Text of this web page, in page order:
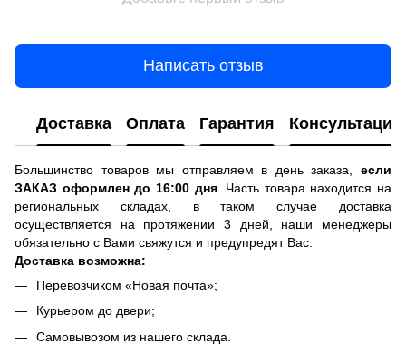
Написать отзыв
Доставка Оплата Гарантия Консультация
Большинство товаров мы отправляем в день заказа, если
ЗАКАЗ оформлен до 16:00 дня. Часть товара находится на
региональных складах, в таком случае доставка
осуществляется на протяжении 3 дней, наши менеджеры
обязательно с Вами свяжутся и предупредят Вас.
Доставка возможна:
Перевозчиком «Новая почта»;
Курьером до двери;
Самовывозом из нашего склада.